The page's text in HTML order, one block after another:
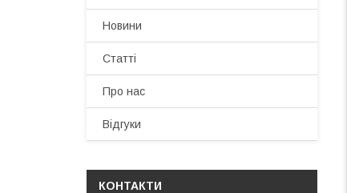
Новини
Статті
Про нас
Відгуки
КОНТАКТИ